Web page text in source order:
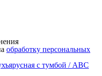
обработку персональных